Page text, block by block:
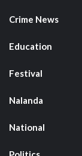
Crime News
Education
Festival
Nalanda
National